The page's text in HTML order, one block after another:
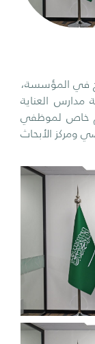
في المؤسسة،
العناية
خاص لموظفي